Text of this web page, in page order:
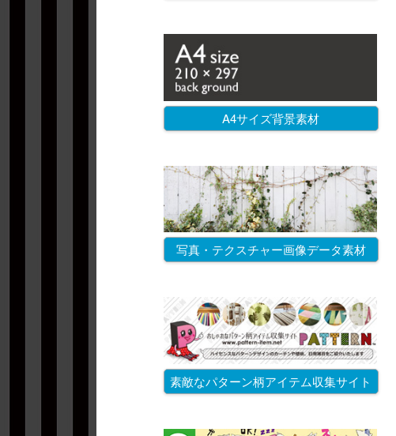
A4サイズ背景素材
写真・テクスチャー画像データ素材
素敵なパターン柄アイテム収集サイト